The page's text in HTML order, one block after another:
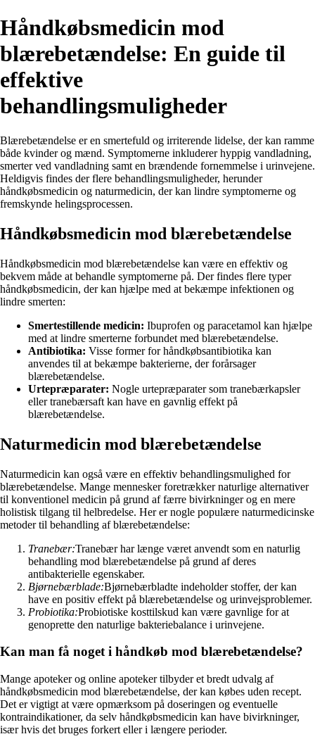
Håndkøbsmedicin mod
blærebetændelse: En guide til
effektive
behandlingsmuligheder
Blærebetændelse er en smertefuld og irriterende lidelse, der kan ramme
både kvinder og mænd. Symptomerne inkluderer hyppig vandladning,
smerter ved vandladning samt en brændende fornemmelse i urinvejene.
Heldigvis findes der flere behandlingsmuligheder, herunder
håndkøbsmedicin og naturmedicin, der kan lindre symptomerne og
fremskynde helingsprocessen.
Håndkøbsmedicin mod blærebetændelse
Håndkøbsmedicin mod blærebetændelse kan være en effektiv og
bekvem måde at behandle symptomerne på. Der findes flere typer
håndkøbsmedicin, der kan hjælpe med at bekæmpe infektionen og
lindre smerten:
Smertestillende medicin: Ibuprofen og paracetamol kan hjælpe
med at lindre smerterne forbundet med blærebetændelse.
Antibiotika: Visse former for håndkøbsantibiotika kan
anvendes til at bekæmpe bakterierne, der forårsager
blærebetændelse.
Urtepræparater: Nogle urtepræparater som tranebærkapsler
eller tranebærsaft kan have en gavnlig effekt på
blærebetændelse.
Naturmedicin mod blærebetændelse
Naturmedicin kan også være en effektiv behandlingsmulighed for
blærebetændelse. Mange mennesker foretrækker naturlige alternativer
til konventionel medicin på grund af færre bivirkninger og en mere
holistisk tilgang til helbredelse. Her er nogle populære naturmedicinske
metoder til behandling af blærebetændelse:
Tranebær:Tranebær har længe været anvendt som en naturlig
behandling mod blærebetændelse på grund af deres
antibakterielle egenskaber.
Bjørnebærblade:Bjørnebærbladte indeholder stoffer, der kan
have en positiv effekt på blærebetændelse og urinvejsproblemer.
Probiotika:Probiotiske kosttilskud kan være gavnlige for at
genoprette den naturlige bakteriebalance i urinvejene.
Kan man få noget i håndkøb mod blærebetændelse?
Mange apoteker og online apoteker tilbyder et bredt udvalg af
håndkøbsmedicin mod blærebetændelse, der kan købes uden recept.
Det er vigtigt at være opmærksom på doseringen og eventuelle
kontraindikationer, da selv håndkøbsmedicin kan have bivirkninger,
især hvis det bruges forkert eller i længere perioder.